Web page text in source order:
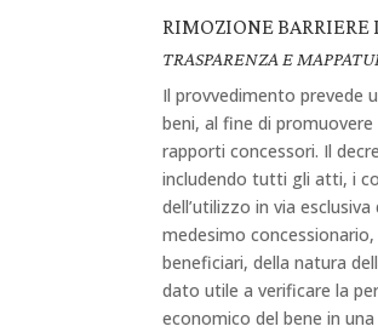
RIMOZIONE BARRIERE
TRASPARENZA E
Il provvedimento prevede
beni, al fine di
rapporti concessori. Il
includendo tutti gli atti, i
dell’utilizzo in via
medesimo
beneficiari, della natura
dato utile a verificare la
economico del bene in